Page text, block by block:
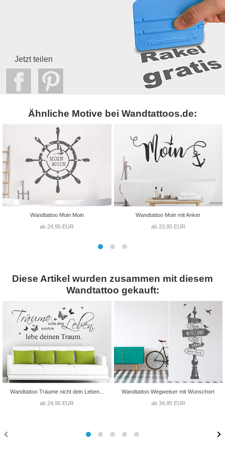
Jetzt teilen
Ähnliche Motive bei Wandtattoos.de:
Wandtattoo Moin Moin
ab 24,95 EUR
Wandtattoo Moin mit Anker
ab 23,95 EUR
Diese Artikel wurden zusammen mit diesem
Wandtattoo gekauft:
Wandtattoo Träume nicht dein Leben...
ab 24,95 EUR
Wandtattoo Wegweiser mit Wunschort
ab 34,95 EUR